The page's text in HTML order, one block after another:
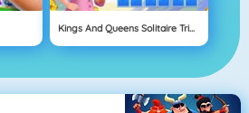
Kings And Queens Solitaire Tripeaks